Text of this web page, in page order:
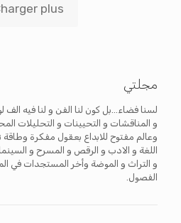
plus
مجلتي
لسنا فضاء...بل كون لنا الفن و لنا فيه الف
و المناقشات و التحيينات و التحليلات
وعالم مفتوح للابداع بعقول مفكرة وطاقة
اللغة و الادب و الرقص و المسرح و
و التراث و الموضة وأخر المستجدات في
الفصول.